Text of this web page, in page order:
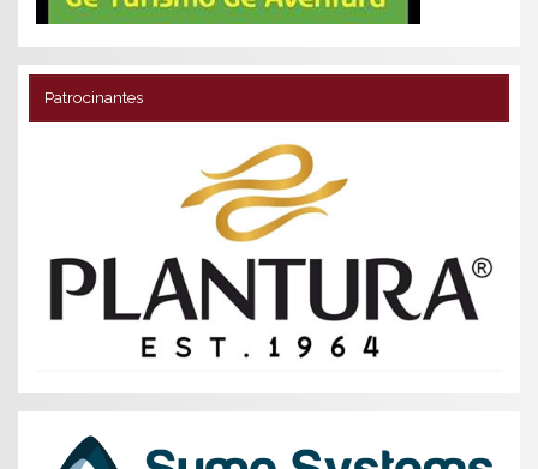
Patrocinantes